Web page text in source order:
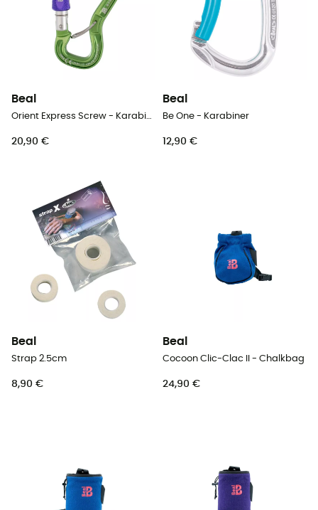
Beal
Orient Express Screw - Karabiner
20,90 €
Beal
Be One - Karabiner
12,90 €
Beal
Strap 2.5cm
8,90 €
Beal
Cocoon Clic-Clac II - Chalkbag
24,90 €